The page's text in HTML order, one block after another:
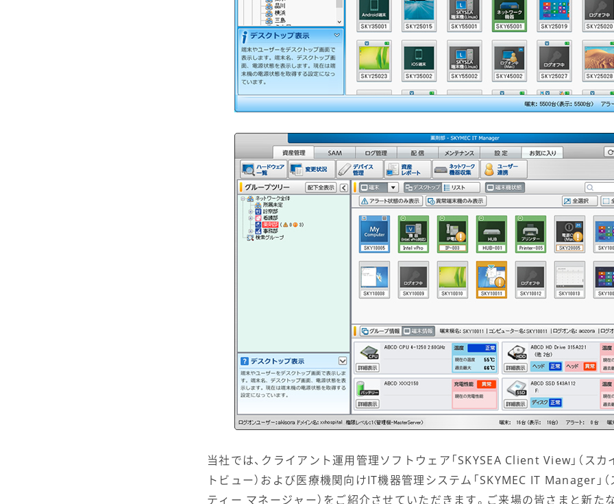
当社では、クライアント運用管理ソフトウェア「SKYSEA Client View」（ス
トビュー）および医療機関向けIT機器管理システム「SKYMEC IT Manager」
ティー マネージャー）をご紹介させていただきます。ご来場の皆さまと新た